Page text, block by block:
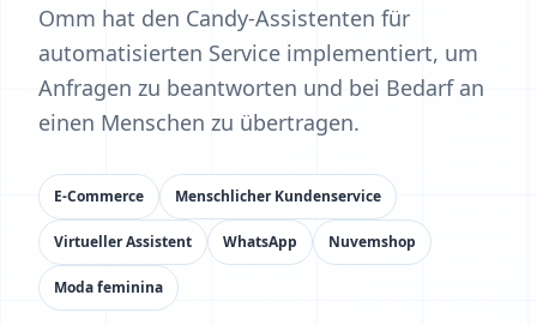
Omm hat den Candy-Assistenten für
automatisierten Service implementiert, um
Anfragen zu beantworten und bei Bedarf an
einen Menschen zu übertragen.
E-Commerce Menschlicher Kundenservice
Virtueller Assistent WhatsApp Nuvemshop
Moda feminina